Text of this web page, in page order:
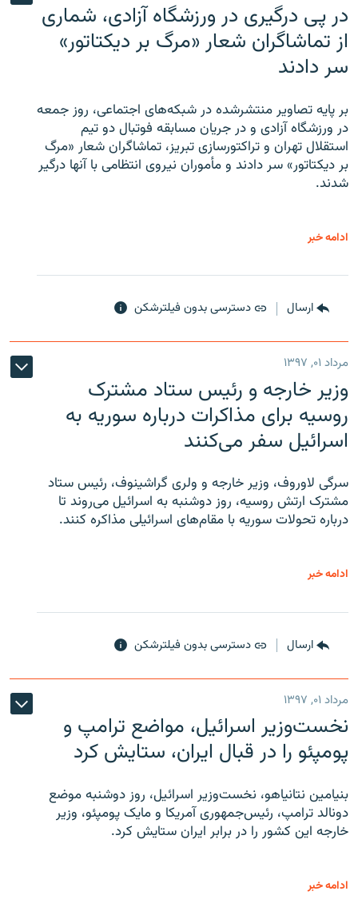
در پی درگیری در ورزشگاه آزادی، شماری
از تماشاگران شعار «مرگ بر دیکتاتور»
سر دادند
بر پایه تصاویر منتشرشده در شبکه‌های اجتماعی، روز جمعه
در ورزشگاه آزادی و در جریان مسابقه فوتبال دو تیم
استقلال تهران و تراکتورسازی تبریز، تماشاگران شعار «مرگ
بر دیکتاتور» سر دادند و مأموران نیروی انتظامی با آنها درگیر
شدند.
ادامه خبر
ارسال دسترسی بدون فیلترشکن
مرداد ۰۱, ۱۳۹۷
وزیر خارجه و رئیس‌ ستاد مشترک
روسیه برای مذاکرات درباره سوریه به
اسرائیل سفر می‌کنند
سرگی لاوروف، وزیر خارجه و ولری گراشینوف، رئیس ستاد
مشترک ارتش روسیه، روز دوشنبه به اسرائیل می‌روند تا
درباره تحولات سوریه با مقام‌های اسرائیلی مذاکره کنند.
ادامه خبر
ارسال دسترسی بدون فیلترشکن
مرداد ۰۱, ۱۳۹۷
نخست‌وزیر اسرائیل، مواضع ترامپ و
پومپئو را در قبال ایران، ستایش کرد
بنیامین نتانیاهو، نخست‌وزیر اسرائیل، روز دوشنبه موضع
دونالد ترامپ، رئیس‌جمهوری آمریکا و مایک پومپئو، وزیر
خارجه این کشور را در برابر ایران ستایش کرد.
ادامه خبر